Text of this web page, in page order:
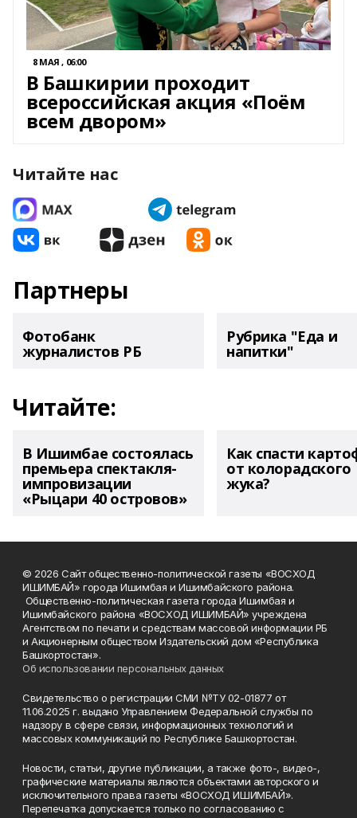
8 МАЯ , 06:00
В Башкирии проходит
всероссийская акция «Поём
всем двором»
Читайте нас
Партнеры
Фотобанк
журналистов РБ
Рубрика "Еда и
напитки"
Читайте:
В Ишимбае состоялась
премьера спектакля-
импровизации
«Рыцари 40 островов»
Как спасти
от колорадского
жука?
© 2026 Сайт общественно-политической газеты «ВОСХОД
ИШИМБАЙ» города Ишимбая и Ишимбайского района.
Общественно-политическая газета города Ишимбая и
Ишимбайского района «ВОСХОД ИШИМБАЙ» учреждена
Агентством по печати и средствам массовой информации РБ
и Акционерным обществом Издательский дом «Республика
Башкортостан».
Об использовании персональных данных
Свидетельство о регистрации СМИ №ТУ 02-01877 от
11.06.2025 г. выдано Управлением Федеральной службы по
надзору в сфере связи, информационных технологий и
массовых коммуникаций по Республике Башкортостан.
Новости, статьи, другие публикации, а также фото-, видео-,
графические материалы являются объектами авторского и
исключительного права газеты «ВОСХОД ИШИМБАЙ».
Перепечатка допускается только по согласованию с